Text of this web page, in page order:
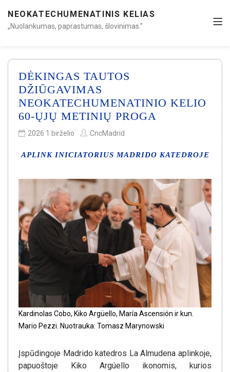
NEOKATECHUMENATINIS KELIAS
„Nuolankumas, paprastumas, šlovinimas.”
DĖKINGAS TAUTOS
DŽIŪGAVIMAS
NEOKATECHUMENATINIO KELIO
60-ŲJŲ METINIŲ PROGA
2026 1 birželio CncMadrid
APLINK INICIATORIUS MADRIDO KATEDROJE
Kardinolas Cobo, Kiko Argüello, María Ascensión ir kun.
Mario Pezzi. Nuotrauka: Tomasz Marynowski
Įspūdingoje Madrido katedros La Almudena aplinkoje,
papuoštoje Kiko Argúello ikonomis, kurios